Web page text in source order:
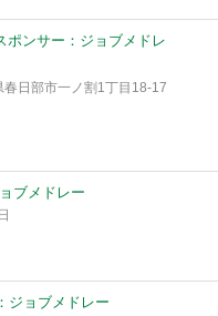
ポンサー：ジョブメドレ
春日部市一ノ割1丁目18-17
ブメドレー
ジョブメドレー